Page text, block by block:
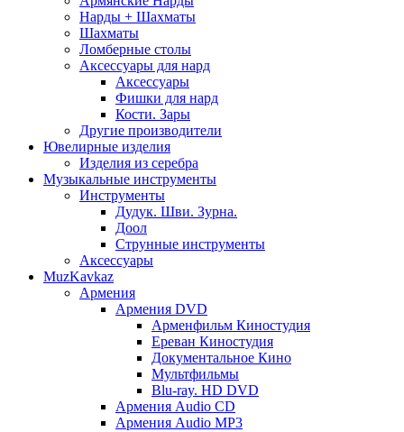
Нарды + Шахматы
Шахматы
Ломберные столы
Аксессуары для нард
Аксессуары
Фишки для нард
Кости. Зары
Другие производители
Ювелирные изделия
Изделия из серебра
Музыкальные инструменты
Инструменты
Дудук. Шви. Зурна.
Доол
Струнные инструменты
Аксессуары
MuzKavkaz
Армения
Армения DVD
Арменфильм Киностудия
Ереван Киностудия
Документальное Кино
Мультфильмы
Blu-ray. HD DVD
Армения Audio CD
Армения Audio MP3